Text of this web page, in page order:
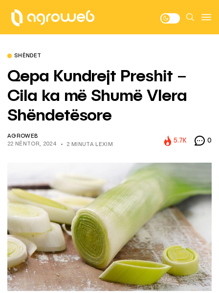
SHËNDET
Qepa Kundrejt Preshit –
Cila ka më Shumë Vlera
Shëndetësore
AGROWEB
22 NËNTOR, 2024
2 MINUTA LEXIM
5.7K 0